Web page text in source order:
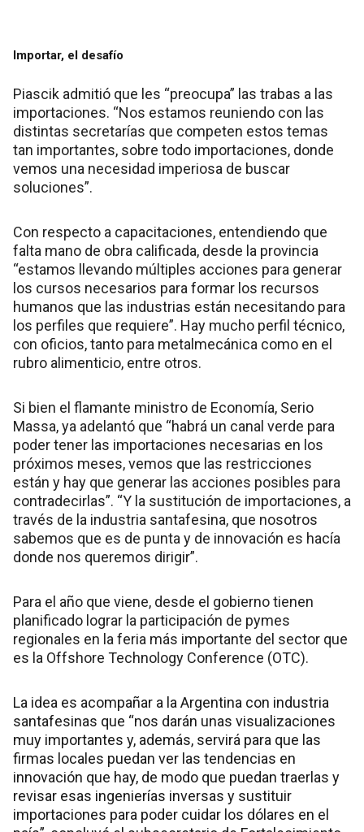
Importar, el desafío
Piascik admitió que les “preocupa” las trabas a las
importaciones. “Nos estamos reuniendo con las
distintas secretarías que competen estos temas
tan importantes, sobre todo importaciones, donde
vemos una necesidad imperiosa de buscar
soluciones”.
Con respecto a capacitaciones, entendiendo que
falta mano de obra calificada, desde la provincia
“estamos llevando múltiples acciones para generar
los cursos necesarios para formar los recursos
humanos que las industrias están necesitando para
los perfiles que requiere”. Hay mucho perfil técnico,
con oficios, tanto para metalmecánica como en el
rubro alimenticio, entre otros.
Si bien el flamante ministro de Economía, Serio
Massa, ya adelantó que “habrá un canal verde para
poder tener las importaciones necesarias en los
próximos meses, vemos que las restricciones
están y hay que generar las acciones posibles para
contradecirlas”. “Y la sustitución de importaciones, a
través de la industria santafesina, que nosotros
sabemos que es de punta y de innovación es hacía
donde nos queremos dirigir”.
Para el año que viene, desde el gobierno tienen
planificado lograr la participación de pymes
regionales en la feria más importante del sector que
es la Offshore Technology Conference (OTC).
La idea es acompañar a la Argentina con industria
santafesinas que “nos darán unas visualizaciones
muy importantes y, además, servirá para que las
firmas locales puedan ver las tendencias en
innovación que hay, de modo que puedan traerlas y
revisar esas ingenierías inversas y sustituir
importaciones para poder cuidar los dólares en el